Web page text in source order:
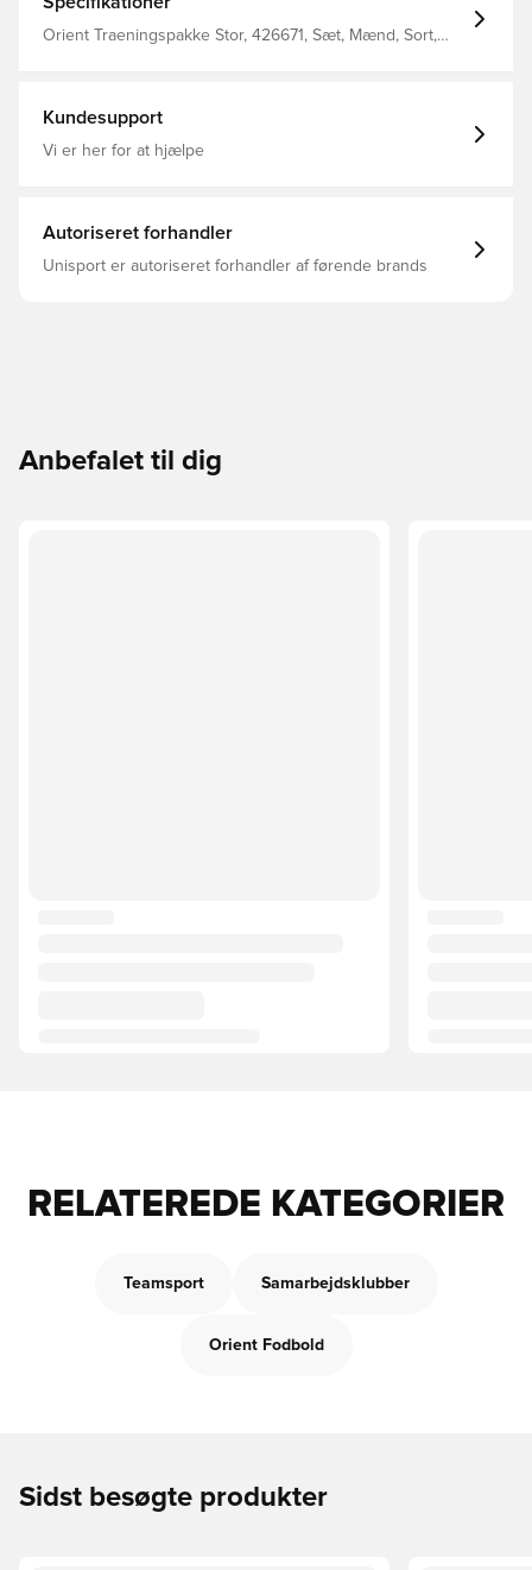
Orient Traeningspakke Stor, 426671, Sæt, Mænd, Sort,
Kundesupport
Vi er her for at hjælpe
Autoriseret forhandler
Unisport er autoriseret forhandler af førende brands
Anbefalet til dig
RELATEREDE KATEGORIER
Teamsport Samarbejdsklubber
Orient Fodbold
Sidst besøgte produkter